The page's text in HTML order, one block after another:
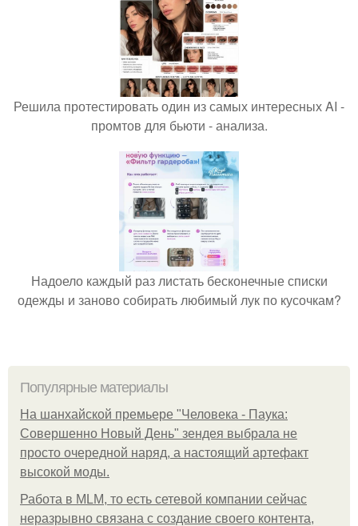
Решила протестировать один из самых интересных AI -
промтов для бьюти - анализа.
Надоело каждый раз листать бесконечные списки
одежды и заново собирать любимый лук по кусочкам?
Популярные материалы
На шанхайской премьере "Человека - Паука:
Совершенно Новый День" зендея выбрала не
просто очередной наряд, а настоящий артефакт
высокой моды.
Работа в MLM, то есть сетевой компании сейчас
неразрывно связана с создание своего контента,